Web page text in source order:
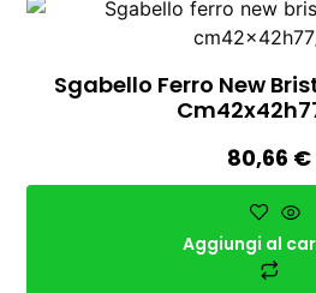
Sgabello Ferro New
80,66 €
Aggiungi al